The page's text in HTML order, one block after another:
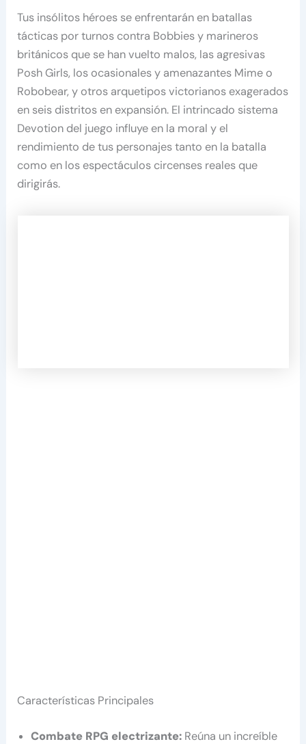
Tus insólitos héroes se enfrentarán en batallas
tácticas por turnos contra Bobbies y marineros
británicos que se han vuelto malos, las agresivas
Posh Girls, los ocasionales y amenazantes Mime o
Robobear, y otros arquetipos victorianos exagerados
en seis distritos en expansión. El intrincado sistema
Devotion del juego influye en la moral y el
rendimiento de tus personajes tanto en la batalla
como en los espectáculos circenses reales que
dirigirás.
Características Principales
Combate RPG electrizante: Reúna un increíble